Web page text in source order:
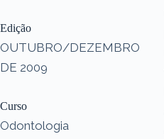
Edição
OUTUBRO/DEZEMBRO
DE 2009
Curso
Odontologia